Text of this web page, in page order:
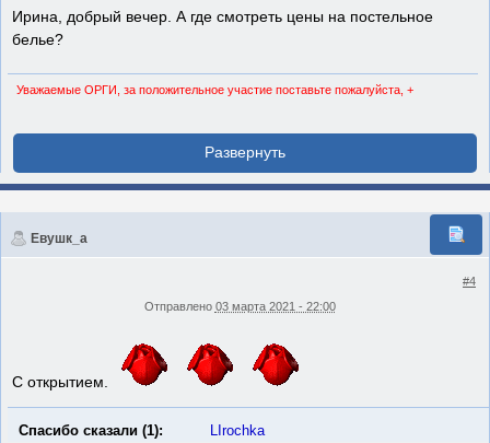
Ирина, добрый вечер. А где смотреть цены на постельное
белье?
Уважаемые ОРГИ, за положительное участие поставьте пожалуйста, +
Евушк_а
#4
Отправлено 03 марта 2021 - 22:00
С открытием.
Спасибо сказали (1): LIrochka